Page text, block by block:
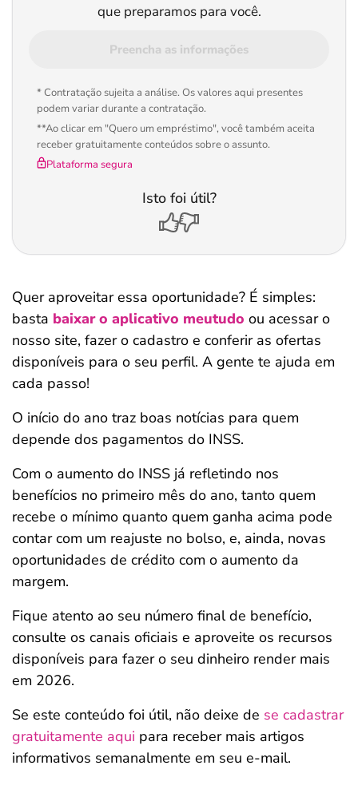
que preparamos para você.
Preencha as informações
* Contratação sujeita a análise. Os valores aqui presentes
podem variar durante a contratação.
**Ao clicar em "Quero um empréstimo", você também aceita
receber gratuitamente conteúdos sobre o assunto.
Plataforma segura
Isto foi útil?
Quer aproveitar essa oportunidade? É simples:
basta baixar o aplicativo meutudo ou acessar o
nosso site, fazer o cadastro e conferir as ofertas
disponíveis para o seu perfil. A gente te ajuda em
cada passo!
O início do ano traz boas notícias para quem
depende dos pagamentos do INSS.
Com o aumento do INSS já refletindo nos
benefícios no primeiro mês do ano, tanto quem
recebe o mínimo quanto quem ganha acima pode
contar com um reajuste no bolso, e, ainda, novas
oportunidades de crédito com o aumento da
margem.
Fique atento ao seu número final de benefício,
consulte os canais oficiais e aproveite os recursos
disponíveis para fazer o seu dinheiro render mais
em 2026.
Se este conteúdo foi útil, não deixe de se cadastrar
gratuitamente aqui para receber mais artigos
informativos semanalmente em seu e-mail.